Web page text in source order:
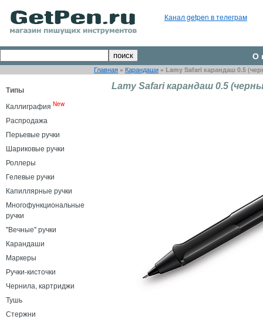
Канал getpen в телеграм
О
Главная » Карандаши » Lamy Safari карандаш 0.5
Типы
Каллиграфия New
Распродажа
Перьевые ручки
Шариковые ручки
Роллеры
Гелевые ручки
Капиллярные ручки
Многофункциональные
ручки
"Вечные" ручки
Карандаши
Маркеры
Ручки-кисточки
Чернила, картриджи
Тушь
Стержни
Lamy Safari карандаш 0.5